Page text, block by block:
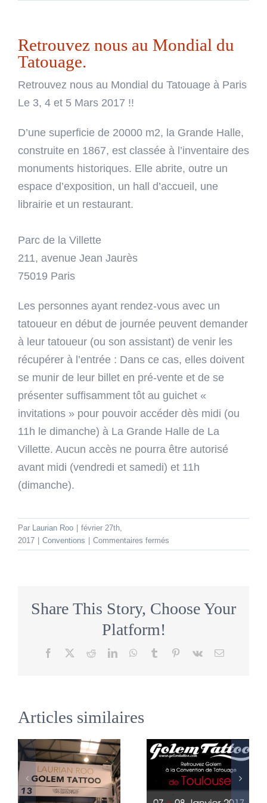
Retrouvez nous au Mondial du
Tatouage.
Retrouvez nous au Mondial du Tatouage à Paris
Le 3, 4 et 5 Mars 2017 !!
D’une superficie de 20000 m2, la Grande Halle,
construite en 1867, est classée à l’inventaire des
monuments historiques. Elle abrite, outre un
espace d’exposition, un hall d’accueil, une
librairie et un restaurant.
Parc de la Villette
211, avenue Jean Jaurès
75019 Paris
Les personnes ayant rendez-vous avec un
tatoueur en début de journée peuvent demander
à leur tatoueur (ou son assistant) de venir les
récupérer à l’entrée : Dans ce cas, elles doivent
se munir de leur billet en pré-vente et de se
présenter suffisamment tôt au guichet «
invitations » pour pouvoir accéder dès midi (ou
11h le dimanche) à La Grande Halle de La
Villette. Aucun accès ne pourra être autorisé
avant midi (vendredi et samedi) et 11h
(dimanche).
Par Laurian Roo
février 27th,
2017
Conventions Commentaires fermés
Retrouvez
Tatouage.
Share This Story, Choose Your
Platform!
Facebook RedditLinkedInWhatsApp
Tumblr Pinterest
Vk Email
Articles similaires